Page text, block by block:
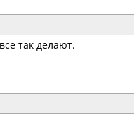
так делают.